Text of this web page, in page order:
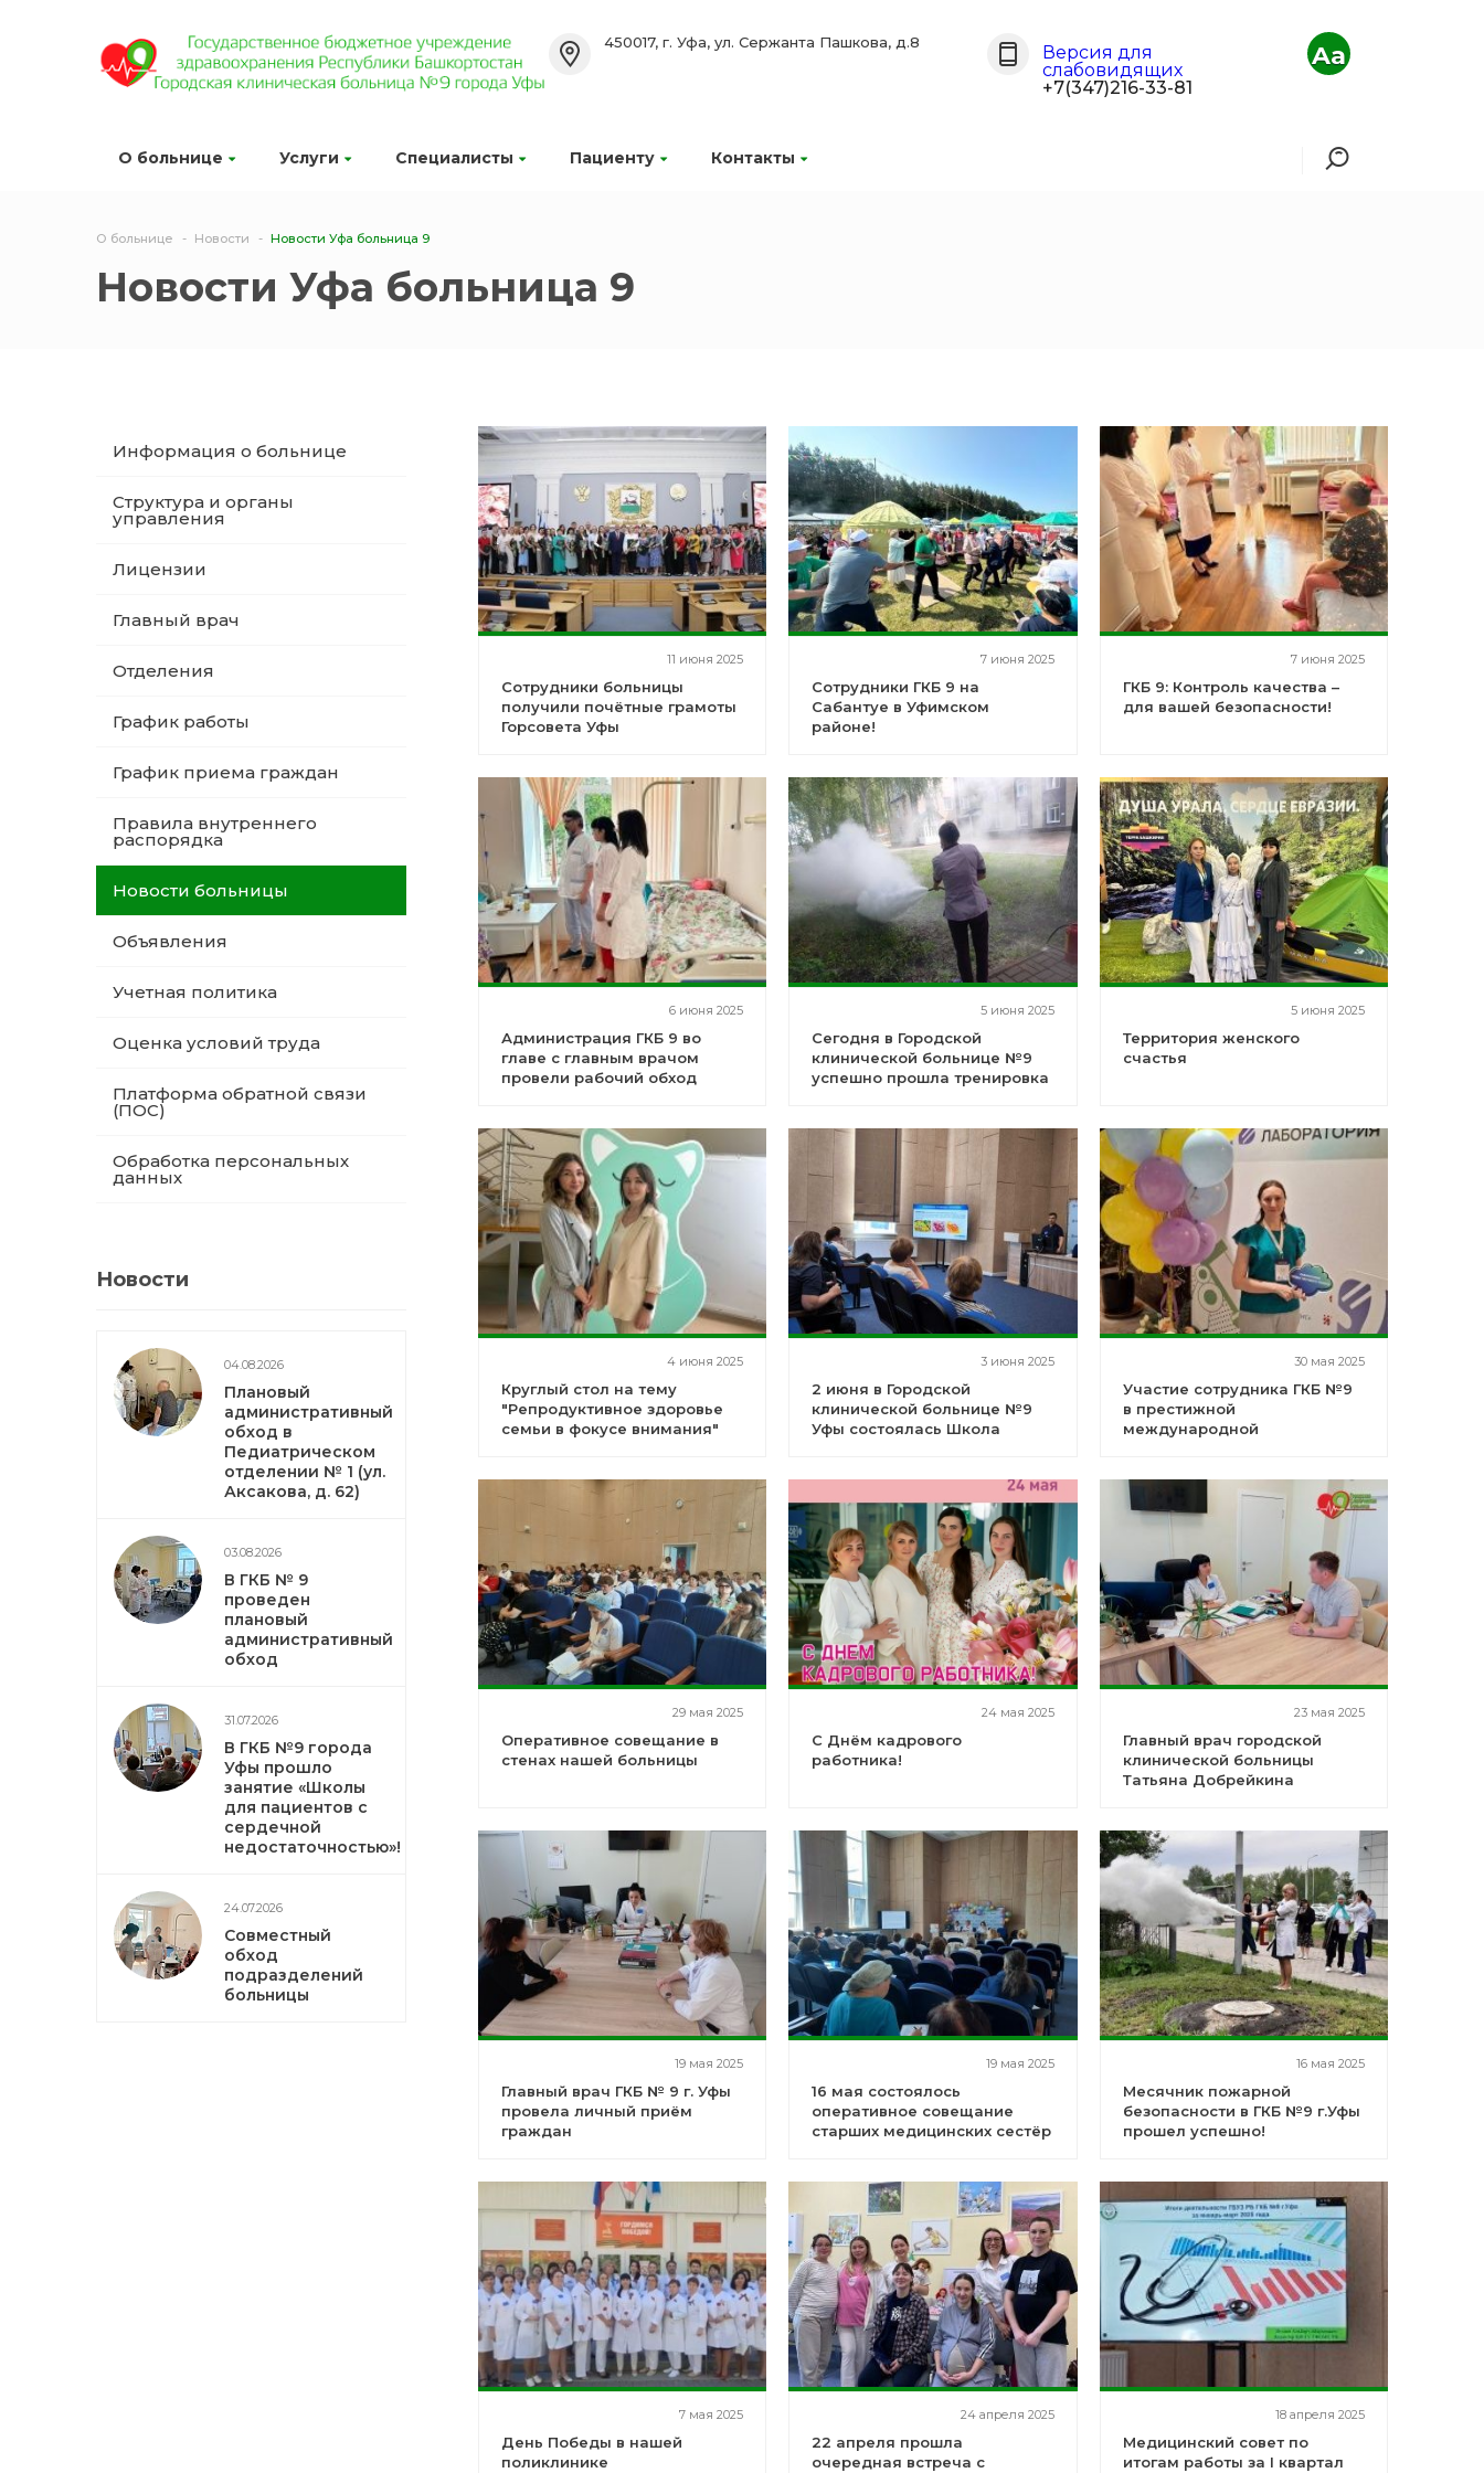
О больнице Услуги Специалисты Пациенту Контакты
450017, г. Уфа, ул. Сержанта Пашкова, д.8
Версия для
слабовидящих
+7(347)216-33-81
Aa
О больнице Новости Новости Уфа больница 9
Новости Уфа больница 9
Информация о больнице
Структура и органы
управления
Лицензии
Главный врач
Отделения
График работы
График приема граждан
Правила внутреннего
распорядка
Новости больницы
Объявления
Учетная политика
Оценка условий труда
Платформа обратной связи
(ПОС)
Обработка персональных
данных
Новости
04.08.2026
Плановый
административный
обход в
Педиатрическом
отделении № 1 (ул.
Аксакова, д. 62)
03.08.2026
В ГКБ № 9
проведен
плановый
административный
обход
31.07.2026
В ГКБ №9 города
Уфы прошло
занятие «Школы
для пациентов с
сердечной
недостаточностью»!
24.07.2026
Совместный
обход
подразделений
больницы
11 июня 2025
Сотрудники больницы
получили почётные грамоты
Горсовета Уфы
7 июня 2025
Сотрудники ГКБ 9 на
Сабантуе в Уфимском
районе!
7 июня 2025
ГКБ 9: Контроль качества –
для вашей безопасности!
6 июня 2025
Администрация ГКБ 9 во
главе с главным врачом
провели рабочий обход
5 июня 2025
Сегодня в Городской
клинической больнице №9
успешно прошла тренировка
5 июня 2025
Территория женского
счастья
4 июня 2025
Круглый стол на тему
"Репродуктивное здоровье
семьи в фокусе внимания"
3 июня 2025
2 июня в Городской
клинической больнице №9
Уфы состоялась Школа
30 мая 2025
Участие сотрудника ГКБ №9
в престижной
международной
29 мая 2025
Оперативное совещание в
стенах нашей больницы
24 мая 2025
С Днём кадрового
работника!
23 мая 2025
Главный врач городской
клинической больницы
Татьяна Добрейкина
19 мая 2025
Главный врач ГКБ № 9 г. Уфы
провела личный приём
граждан
19 мая 2025
16 мая состоялось
оперативное совещание
старших медицинских сестёр
16 мая 2025
Месячник пожарной
безопасности в ГКБ №9 г.Уфы
прошел успешно!
7 мая 2025
День Победы в нашей
поликлинике
24 апреля 2025
22 апреля прошла
очередная встреча с
18 апреля 2025
Медицинский совет по
итогам работы за I квартал